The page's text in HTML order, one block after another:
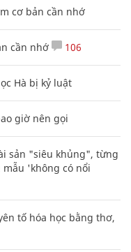
cơ bản cần nhớ
cần nhớ 106
Hà bị kỷ luật
giờ nên gọi
sản "siêu khủng", từng
'không có nổi
tố hóa học bằng thơ,